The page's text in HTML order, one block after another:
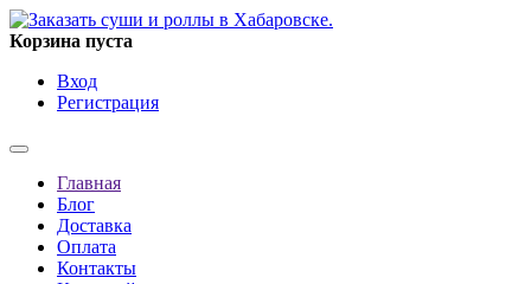
Корзина пуста
Вход
Регистрация
Главная
Блог
Доставка
Оплата
Контакты